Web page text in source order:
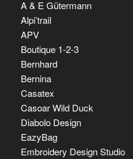
A & E Gütermann
Alpi’trail
APV
Boutique 1-2-3
Bernhard
Bernina
Casatex
Casoar Wild Duck
Diabolo Design
EazyBag
Embroidery Design Studio